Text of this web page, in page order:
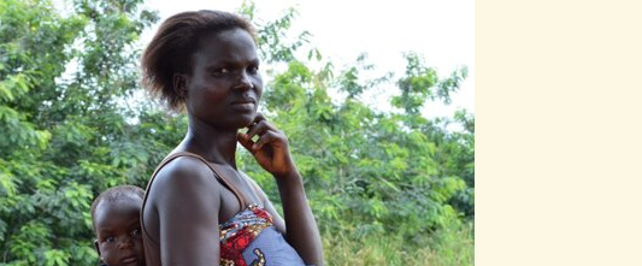
2018
Marzo
2019
Ottobre
2019
Settembre
2020
Marzo